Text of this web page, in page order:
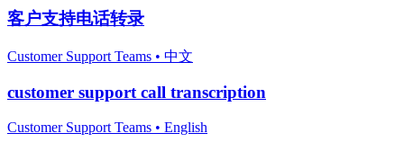
客户支持电话转录
Customer Support Teams • 中文
customer support call transcription
Customer Support Teams • English